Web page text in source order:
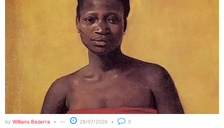
by Willians Bezerra 28/07/2026 0